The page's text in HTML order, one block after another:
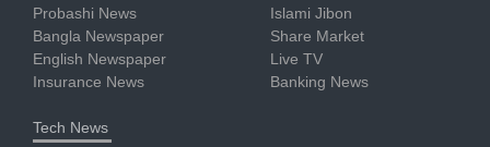
Probashi News
Bangla Newspaper
English Newspaper
Insurance News
Islami Jibon
Share Market
Live TV
Banking News
Tech News